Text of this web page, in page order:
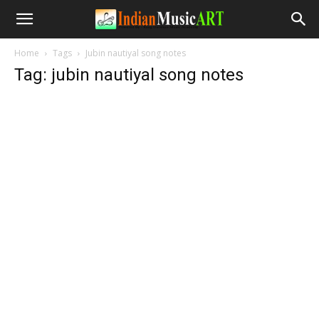
Home Tags Jubin nautiyal song notes
Tag: jubin nautiyal song notes